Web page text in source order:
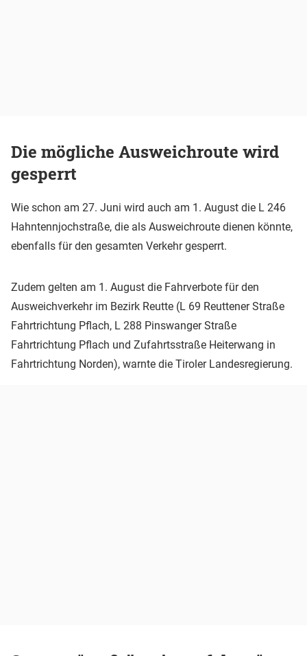
Die mögliche Ausweichroute wird
gesperrt
Wie schon am 27. Juni wird auch am 1. August die L 246
Hahntennjochstraße, die als Ausweichroute dienen könnte,
ebenfalls für den gesamten Verkehr gesperrt.
Zudem gelten am 1. August die Fahrverbote für den
Ausweichverkehr im Bezirk Reutte (L 69 Reuttener Straße
Fahrtrichtung Pflach, L 288 Pinswanger Straße
Fahrtrichtung Pflach und Zufahrtsstraße Heiterwang in
Fahrtrichtung Norden), warnte die Tiroler Landesregierung.